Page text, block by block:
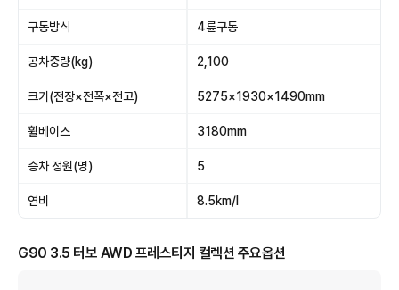
구동방식 4륜구동
공차중량(kg) 2,100
크기(전장×전폭×전고) 5275×1930×1490mm
휠베이스 3180mm
승차 정원(명) 5
연비 8.5km/l
G90 3.5 터보 AWD 프레스티지 컬렉션 주요옵션